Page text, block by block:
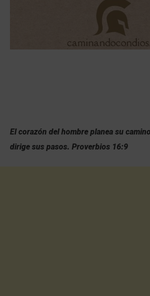
El corazón del hombre planea su
dirige sus pasos. Proverbios 16:9